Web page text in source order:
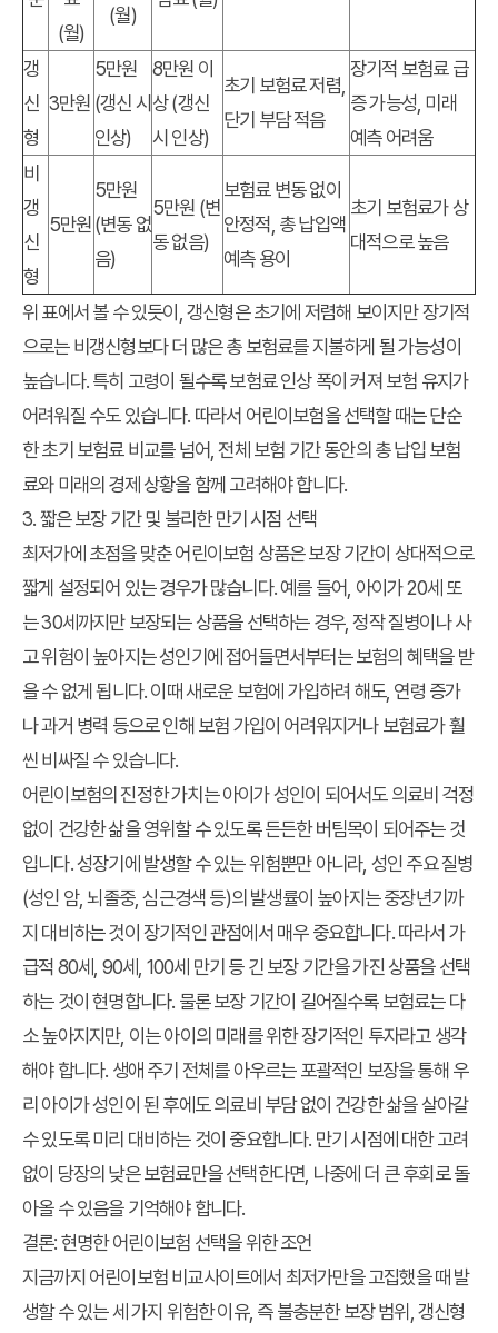
(월)
(월)
갱
신
형
3만원
5만원
(갱신 시
인상)
8만원 이
상 (갱신
시 인상)
초기 보험료 저렴,
단기 부담 적음
장기적 보험료 급
증 가능성, 미래
예측 어려움
비
갱
신
형
5만원
5만원
(변동 없
음)
5만원 (변
동 없음)
보험료 변동 없이
안정적, 총 납입액
예측 용이
초기 보험료가 상
대적으로 높음
위 표에서 볼 수 있듯이, 갱신형은 초기에 저렴해 보이지만 장기적
으로는 비갱신형보다 더 많은 총 보험료를 지불하게 될 가능성이
높습니다. 특히 고령이 될수록 보험료 인상 폭이 커져 보험 유지가
어려워질 수도 있습니다. 따라서 어린이보험을 선택할 때는 단순
한 초기 보험료 비교를 넘어, 전체 보험 기간 동안의 총 납입 보험
료와 미래의 경제 상황을 함께 고려해야 합니다.
3. 짧은 보장 기간 및 불리한 만기 시점 선택
최저가에 초점을 맞춘 어린이보험 상품은 보장 기간이 상대적으로
짧게 설정되어 있는 경우가 많습니다. 예를 들어, 아이가 20세 또
는 30세까지만 보장되는 상품을 선택하는 경우, 정작 질병이나 사
고 위험이 높아지는 성인기에 접어들면서부터는 보험의 혜택을 받
을 수 없게 됩니다. 이때 새로운 보험에 가입하려 해도, 연령 증가
나 과거 병력 등으로 인해 보험 가입이 어려워지거나 보험료가 훨
씬 비싸질 수 있습니다.
어린이보험의 진정한 가치는 아이가 성인이 되어서도 의료비 걱정
없이 건강한 삶을 영위할 수 있도록 든든한 버팀목이 되어주는 것
입니다. 성장기에 발생할 수 있는 위험뿐만 아니라, 성인 주요 질병
(성인 암, 뇌졸중, 심근경색 등)의 발생률이 높아지는 중장년기까
지 대비하는 것이 장기적인 관점에서 매우 중요합니다. 따라서 가
급적 80세, 90세, 100세 만기 등 긴 보장 기간을 가진 상품을 선택
하는 것이 현명합니다. 물론 보장 기간이 길어질수록 보험료는 다
소 높아지지만, 이는 아이의 미래를 위한 장기적인 투자라고 생각
해야 합니다. 생애 주기 전체를 아우르는 포괄적인 보장을 통해 우
리 아이가 성인이 된 후에도 의료비 부담 없이 건강한 삶을 살아갈
수 있도록 미리 대비하는 것이 중요합니다. 만기 시점에 대한 고려
없이 당장의 낮은 보험료만을 선택한다면, 나중에 더 큰 후회로 돌
아올 수 있음을 기억해야 합니다.
결론: 현명한 어린이보험 선택을 위한 조언
지금까지 어린이보험 비교사이트에서 최저가만을 고집했을 때 발
생할 수 있는 세 가지 위험한 이유, 즉 불충분한 보장 범위, 갱신형